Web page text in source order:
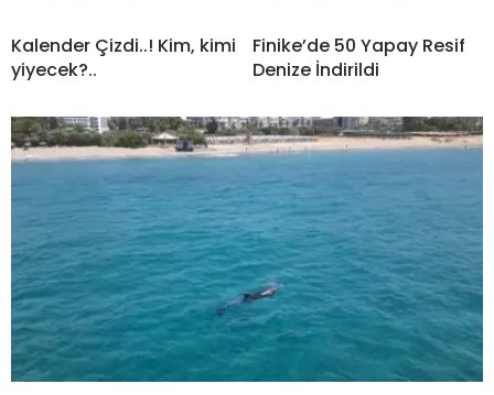
Kalender Çizdi..! Kim, kimi
yiyecek?..
Finike’de 50 Yapay Resif
Denize İndirildi